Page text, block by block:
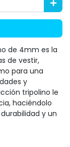
de 4mm es la
de vestir,
para una
y
tripolino le
haciéndolo
y un